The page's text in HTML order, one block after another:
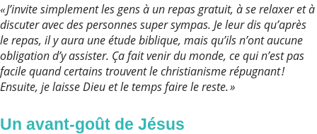
« J’invite simplement les gens à un repas gratuit, à se relaxer et à
discuter avec des personnes super sympas. Je leur dis qu’après
le repas, il y aura une étude biblique, mais qu’ils n’ont aucune
obligation d’y assister. Ça fait venir du monde, ce qui n’est pas
facile quand certains trouvent le christianisme répugnant !
Ensuite, je laisse Dieu et le temps faire le reste. »
Un avant-goût de Jésus